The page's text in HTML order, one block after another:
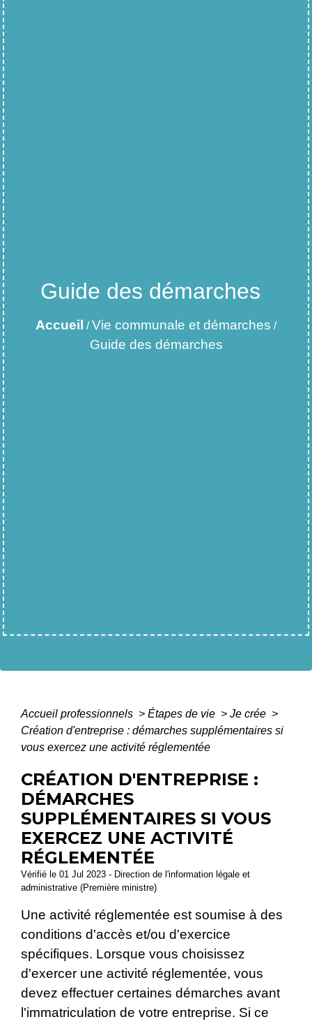
Guide des démarches
Accueil /Vie communale et démarches /
Guide des démarches
Accueil professionnels > Étapes de vie > Je crée >
Création d'entreprise : démarches supplémentaires si
vous exercez une activité réglementée
CRÉATION D'ENTREPRISE :
DÉMARCHES
SUPPLÉMENTAIRES SI VOUS
EXERCEZ UNE ACTIVITÉ
RÉGLEMENTÉE
Vérifié le 01 Jul 2023 - Direction de l'information légale et
administrative (Première ministre)
Une activité réglementée est soumise à des
conditions d'accès et/ou d'exercice
spécifiques. Lorsque vous choisissez
d'exercer une activité réglementée, vous
devez effectuer certaines démarches avant
l'immatriculation de votre entreprise. Si ce